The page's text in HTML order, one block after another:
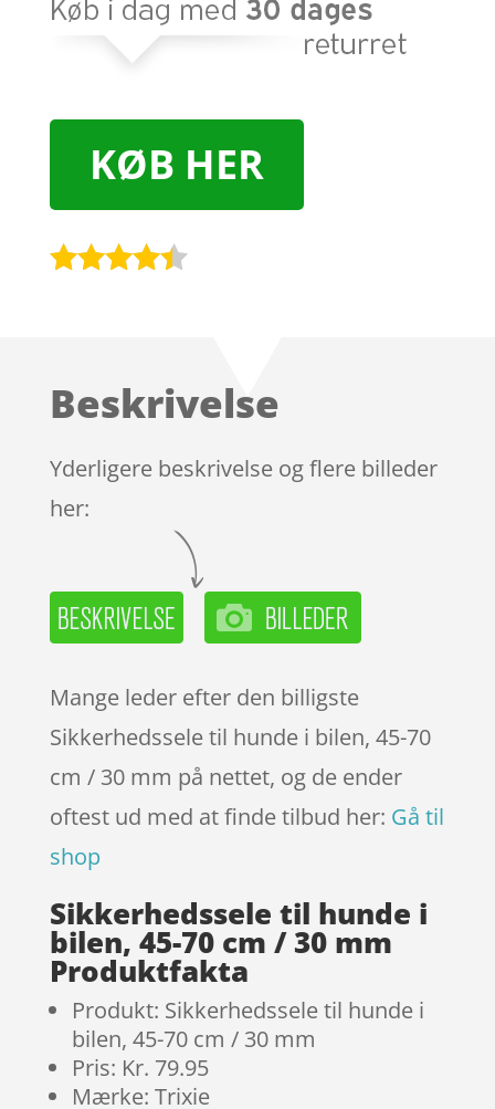
KØB HER
på
mmelser
Beskrivelse
Yderligere beskrivelse og flere billeder
her:
Mange leder efter den billigste
Sikkerhedssele til hunde i bilen, 45-70
cm / 30 mm på nettet, og de ender
oftest ud med at finde tilbud her: Gå til
shop
Sikkerhedssele til hunde i
bilen, 45-70 cm / 30 mm
Produktfakta
Produkt: Sikkerhedssele til hunde i
bilen, 45-70 cm / 30 mm
Pris: Kr. 79.95
Mærke: Trixie